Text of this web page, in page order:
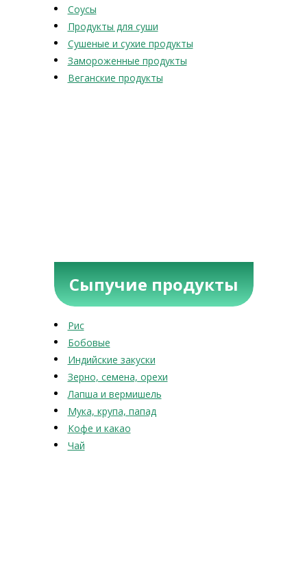
Соусы
Продукты для суши
Сушеные и сухие продукты
Замороженные продукты
Веганские продукты
Сыпучие продукты
Рис
Бобовые
Индийские закуски
Зерно, семена, орехи
Лапша и вермишель
Мука, крупа, папад
Кофе и какао
Чай